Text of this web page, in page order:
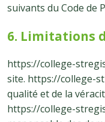
suivants du Code de
6. Limitations
https://college-
site. https://college-
qualité et de la
https://college-